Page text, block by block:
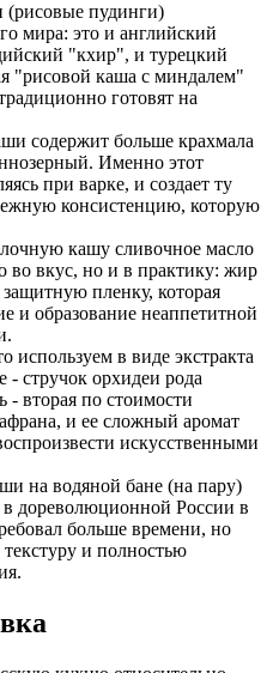
пудинги)
мира: это и английский
"кхир", и турецкий
"рисовой каша с миндалем"
готовят на
содержит больше крахмала
Именно этот
при варке, и создает ту
консистенцию, которую
кашу сливочное масло
во вкус, но и в практику: жир
пленку, которая
и образование неаппетитной
используем в виде экстракта
- стручок орхидеи рода
- вторая по стоимости
и ее сложный аромат
искусственными
на водяной бане (на пару)
дореволюционной России в
больше времени, но
и полностью